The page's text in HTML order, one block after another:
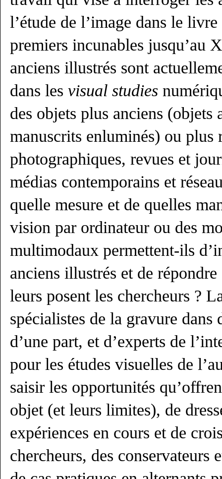
l’étude de l’image dans le
premiers incunables jusqu’au
anciens illustrés sont
dans les visual studies
des objets plus anciens (objets
manuscrits enluminés) ou plus
photographiques, revues et
médias contemporains et
quelle mesure et de quelles
vision par ordinateur ou des
multimodaux permettent-ils
anciens illustrés et de
leurs posent les chercheurs ?
spécialistes de la gravure dans
d’une part, et d’experts de
pour les études visuelles de
saisir les opportunités
objet (et leurs limites), de
expériences en cours et de
chercheurs, des conservateurs